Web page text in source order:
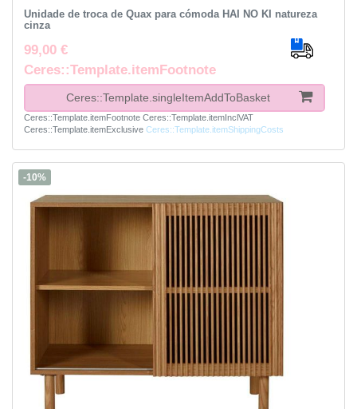
Unidade de troca de Quax para cómoda HAI NO KI natureza
cinza
99,00 €
Ceres::Template.itemFootnote
Ceres::Template.singleItemAddToBasket
Ceres::Template.itemFootnote Ceres::Template.itemInclVAT
Ceres::Template.itemExclusive Ceres::Template.itemShippingCosts
-10%